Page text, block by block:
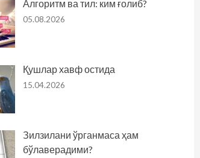
Алгоритм ва тил: ким ғолиб?
05.08.2026
Қушлар хавф остида
15.04.2026
Зилзилани ўрганмаса ҳам
бўлаверадими?